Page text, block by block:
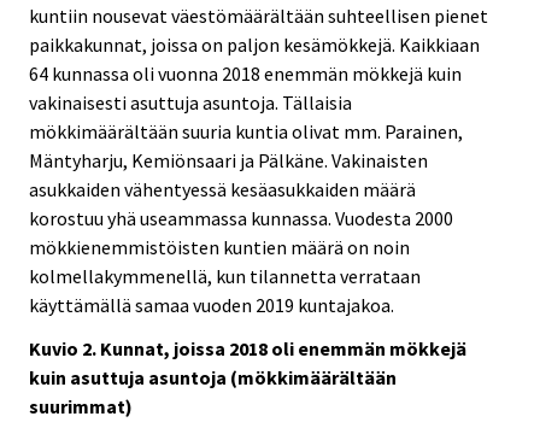
kuntiin nousevat väestömäärältään suhteellisen pienet
paikkakunnat, joissa on paljon kesämökkejä. Kaikkiaan
64 kunnassa oli vuonna 2018 enemmän mökkejä kuin
vakinaisesti asuttuja asuntoja. Tällaisia
mökkimäärältään suuria kuntia olivat mm. Parainen,
Mäntyharju, Kemiönsaari ja Pälkäne. Vakinaisten
asukkaiden vähentyessä kesäasukkaiden määrä
korostuu yhä useammassa kunnassa. Vuodesta 2000
mökkienemmistöisten kuntien määrä on noin
kolmellakymmenellä, kun tilannetta verrataan
käyttämällä samaa vuoden 2019 kuntajakoa.
Kuvio 2. Kunnat, joissa 2018 oli enemmän mökkejä
kuin asuttuja asuntoja (mökkimäärältään
suurimmat)